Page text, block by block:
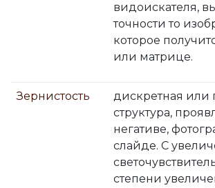
видоискателя,
точности то
которое
или матрице.
Зернистость
дискретная или
структура,
негативе,
слайде. С
степени